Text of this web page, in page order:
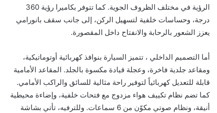
الرؤية في مختلف الظروف الجوية. كما تتوفر بكاميرا رؤية 360
درجة، وحساسات خلفية لتسهيل الركن، إلى جانب سقف بانورامي
يعزز الشعور بالرحابة والانفتاح داخل المقصورة.
أما التصميم الداخلي ، تتميز السيارة بنوافذ كهربائية أوتوماتيكية،
ومقاعد جلدية فاخرة، وعجلة قيادة مكسوة بالجلد. المقاعد الأمامية
قابلة للتعديل كهربائياً لتوفير راحة مثالية للسائق والراكب الأمامي.
كما تضم نظام تكييف هواء مزدوج مع فتحات خلفية، وإضاءة محيطية
أنيقة، ونظام صوتي مكوّن من 6 سماعات. وللترفيه، تأتي بشاشة